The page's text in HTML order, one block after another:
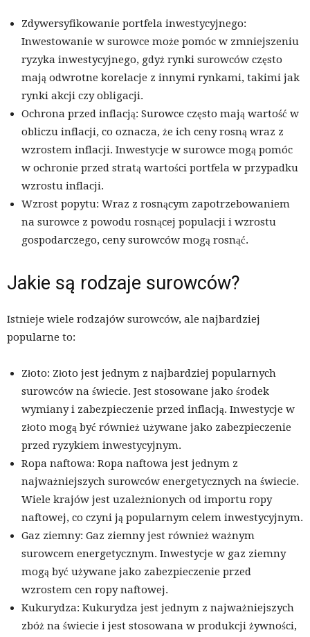
Zdywersyfikowanie portfela inwestycyjnego:
Inwestowanie w surowce może pomóc w zmniejszeniu
ryzyka inwestycyjnego, gdyż rynki surowców często
mają odwrotne korelacje z innymi rynkami, takimi jak
rynki akcji czy obligacji.
Ochrona przed inflacją: Surowce często mają wartość w
obliczu inflacji, co oznacza, że ich ceny rosną wraz z
wzrostem inflacji. Inwestycje w surowce mogą pomóc
w ochronie przed stratą wartości portfela w przypadku
wzrostu inflacji.
Wzrost popytu: Wraz z rosnącym zapotrzebowaniem
na surowce z powodu rosnącej populacji i wzrostu
gospodarczego, ceny surowców mogą rosnąć.
Jakie są rodzaje surowców?
Istnieje wiele rodzajów surowców, ale najbardziej
popularne to:
Złoto: Złoto jest jednym z najbardziej popularnych
surowców na świecie. Jest stosowane jako środek
wymiany i zabezpieczenie przed inflacją. Inwestycje w
złoto mogą być również używane jako zabezpieczenie
przed ryzykiem inwestycyjnym.
Ropa naftowa: Ropa naftowa jest jednym z
najważniejszych surowców energetycznych na świecie.
Wiele krajów jest uzależnionych od importu ropy
naftowej, co czyni ją popularnym celem inwestycyjnym.
Gaz ziemny: Gaz ziemny jest również ważnym
surowcem energetycznym. Inwestycje w gaz ziemny
mogą być używane jako zabezpieczenie przed
wzrostem cen ropy naftowej.
Kukurydza: Kukurydza jest jednym z najważniejszych
zbóż na świecie i jest stosowana w produkcji żywności,